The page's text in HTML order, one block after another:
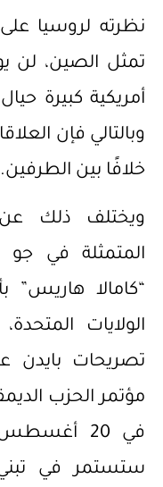
نظرته لروسيا
تمثل الصين، لن
أمريكية كبيرة
وبالتالي فإن
خلافًا بين الطرفين.
ويختلف ذلك عن
المتمثلة في جو
“كامالا
الولايات
تصريحات بايدن
مؤتمر الحزب
في 20
ستستمر في